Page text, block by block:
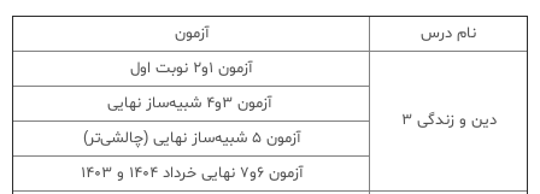
نام درس آزمون
دین و زندگی ۳
آزمون 1و2 نوبت اول
آزمون 3و4 شبیه‌ساز نهایی
آزمون 5 شبیه‌ساز نهایی (چالشی‌تر)
آزمون 6و7 نهایی خرداد 1404 و 1403